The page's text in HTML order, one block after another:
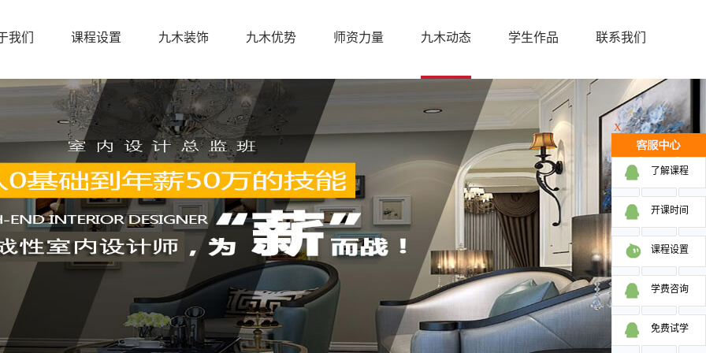
我们 课程设置 九木装饰 九木优势 师资力量 九木动态 学生作品 联系我们
X
了解课程
开课时间
课程设置
学费咨询
免费试学